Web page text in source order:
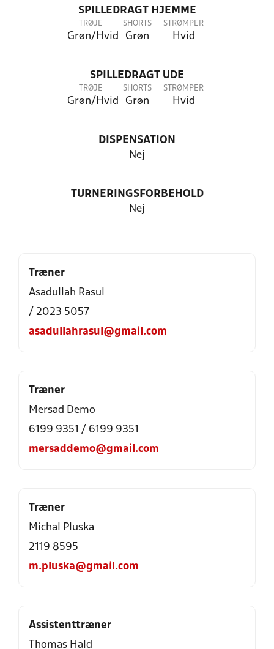
SPILLEDRAGT HJEMME
TRØJE
Grøn/Hvid
SHORTS
Grøn
STRØMPER
Hvid
SPILLEDRAGT UDE
TRØJE
Grøn/Hvid
SHORTS
Grøn
STRØMPER
Hvid
DISPENSATION
Nej
TURNERINGSFORBEHOLD
Nej
Træner
Asadullah Rasul
/ 2023 5057
asadullahrasul@gmail.com
Træner
Mersad Demo
6199 9351 / 6199 9351
mersaddemo@gmail.com
Træner
Michal Pluska
2119 8595
m.pluska@gmail.com
Assistenttræner
Thomas Hald